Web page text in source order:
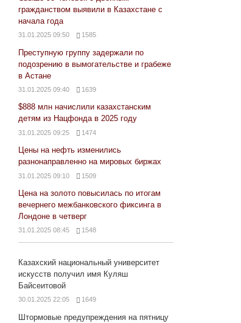
гражданством выявили в Казахстане с
начала года
31.01.2025 09:50 1585
Преступную группу задержали по
подозрению в вымогательстве и грабеже
в Астане
31.01.2025 09:40 1639
$888 млн начислили казахстанским
детям из Нацфонда в 2025 году
31.01.2025 09:25 1474
Цены на нефть изменились
разнонаправленно на мировых биржах
31.01.2025 09:10 1509
Цена на золото повысилась по итогам
вечернего межбанковского фиксинга в
Лондоне в четверг
31.01.2025 08:45 1548
Казахский национальный университет
искусств получил имя Куляш
Байсеитовой
30.01.2025 22:05 1649
Штормовые предупреждения на пятницу